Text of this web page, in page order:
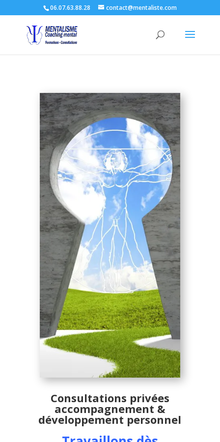
06.07.63.88.28 contact@mentaliste.com
Consultations privées
accompagnement &
développement personnel